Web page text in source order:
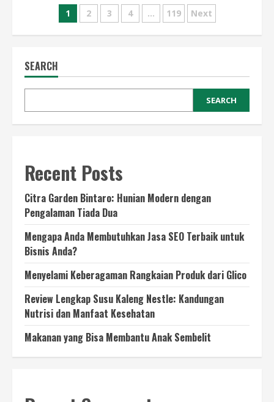
Posts
pagination
1 2 3 4 … 119 Next
SEARCH
SEARCH
Recent Posts
Citra Garden Bintaro: Hunian Modern dengan
Pengalaman Tiada Dua
Mengapa Anda Membutuhkan Jasa SEO Terbaik untuk
Bisnis Anda?
Menyelami Keberagaman Rangkaian Produk dari Glico
Review Lengkap Susu Kaleng Nestle: Kandungan
Nutrisi dan Manfaat Kesehatan
Makanan yang Bisa Membantu Anak Sembelit